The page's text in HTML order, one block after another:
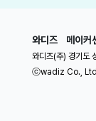
와디즈 메이커
와디즈(주) 경기도
ⓒwadiz Co.,